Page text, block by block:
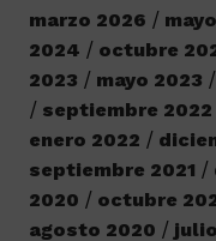
marzo 2026
2024
octubre
2023
mayo 2023
septiembre 2022
enero 2022
septiembre 2021
2020
octubre
agosto 2020